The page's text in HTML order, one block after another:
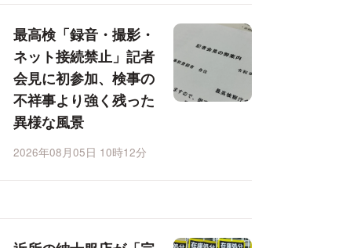
最高検「録音・撮影・
ネット接続禁止」記者
会見に初参加、検事の
不祥事より強く残った
異様な風景
2026年08月05日 10時12分